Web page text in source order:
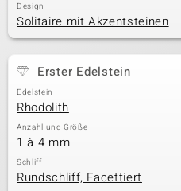
Design
Solitaire mit Akzentsteinen
Erster Edelstein
Edelstein
Rhodolith
Anzahl und Größe
1 à 4 mm
Schliff
Rundschliff, Facettiert